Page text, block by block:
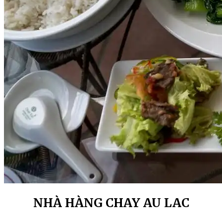
NHÀ HÀNG CHAY AU LAC